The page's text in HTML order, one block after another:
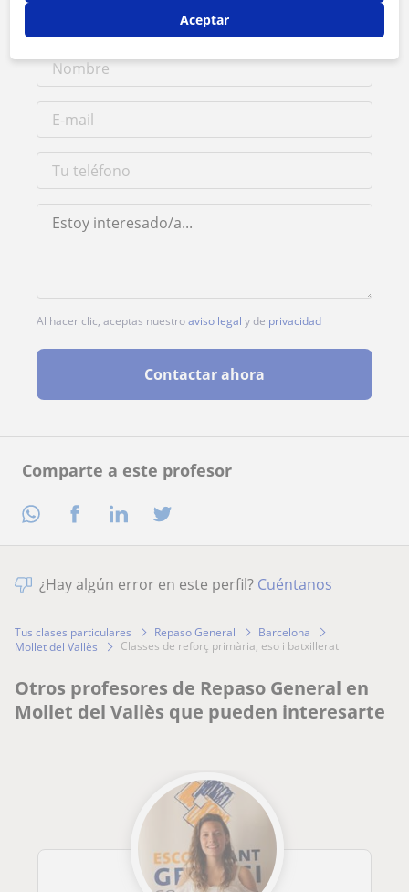
Comparte a este profesor
Al hacer clic, aceptas nuestroaviso legal y de privacidad
Contactar ahora
¿Hay algún error en este perfil? Cuéntanos
Tus clases particulares Repaso General
Barcelona
Mollet del Vallès
classes de reforç primària, eso i batxillerat
Otros profesores de Repaso General en
Mollet del Vallès que pueden interesarte
Aceptar